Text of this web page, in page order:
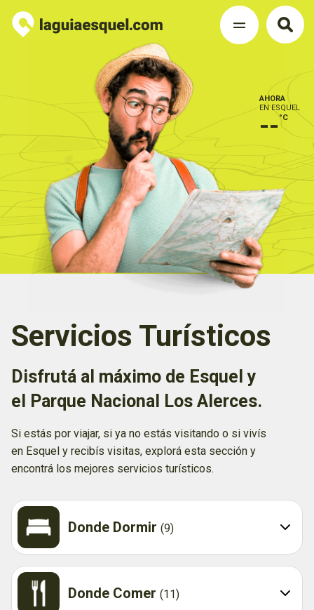
AHORA
EN ESQUEL
--°C
Servicios Turísticos
Disfrutá al máximo de Esquel y
el Parque Nacional Los Alerces.
Si estás por viajar, si ya no estás visitando o si vivís
en Esquel y recibís visitas, explorá esta sección y
encontrá los mejores servicios turísticos.
Donde Dormir (9)
Donde Comer (11)